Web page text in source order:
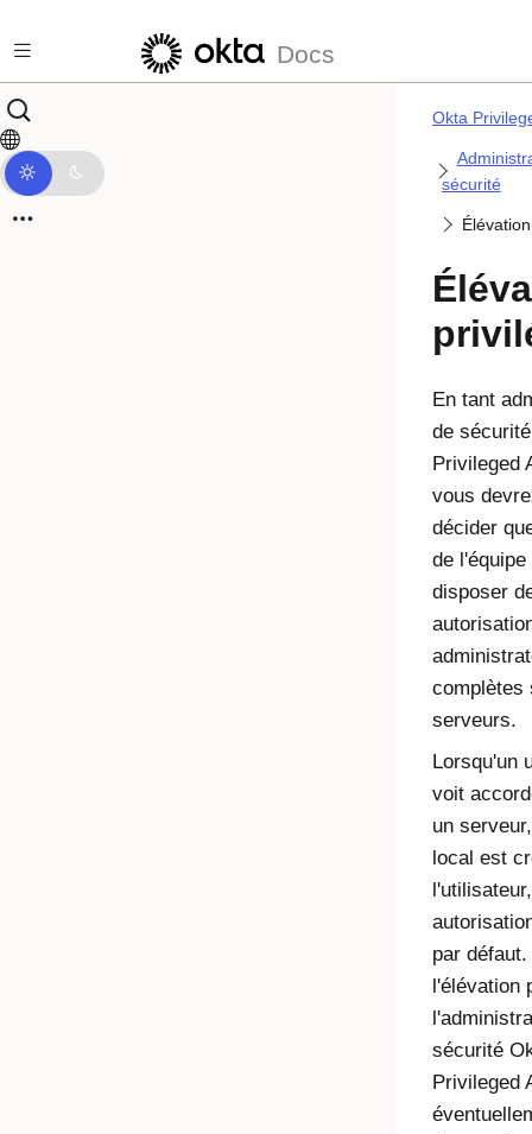
Docs
Okta
sécurité
En tant
de
Privileged
vous
décider
de l'équipe
disposer
complètes
serveurs.
Lorsqu'un
voit
un
local est
par
l'élévation
sécurité
Privileged